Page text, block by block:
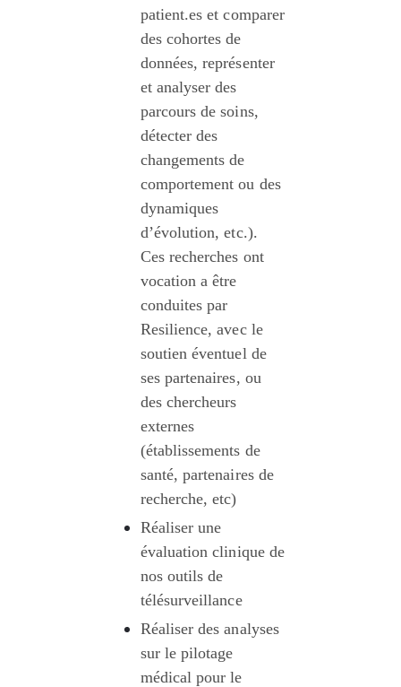
patient.es et comparer
des cohortes de
données, représenter
et analyser des
parcours de soins,
détecter des
changements de
comportement ou des
dynamiques
d’évolution, etc.).
Ces recherches ont
vocation a être
conduites par
Resilience, avec le
soutien éventuel de
ses partenaires, ou
des chercheurs
externes
(établissements de
santé, partenaires de
recherche, etc)
Réaliser une
évaluation clinique de
nos outils de
télésurveillance
Réaliser des analyses
sur le pilotage
médical pour le